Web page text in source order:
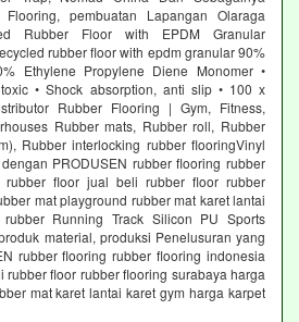
pembuatan Lapangan Olaraga
Rubber Floor with EPDM Granular
rubber floor with epdm granular 90%
Ethylene Propylene Diene Monomer •
• Shock absorption, anti slip • 100 x
Rubber Flooring | Gym, Fitness,
Rubber mats, Rubber roll, Rubber
Rubber interlocking rubber flooringVinyl
PRODUSEN rubber flooring rubber
rubber floor jual beli rubber floor rubber
mat playground rubber mat karet lantai
Running Track Silicon PU Sports
material, produksi Penelusuran yang
rubber flooring rubber flooring indonesia
floor rubber flooring surabaya harga
mat karet lantai karet gym harga karpet